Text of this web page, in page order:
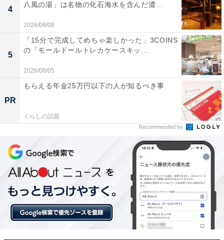
4
八風の湯」は名物の化石海水を含んだ濃...
2026/08/08
5
「15分で完成してめちゃ楽しかった」3COINS
の「モールドールトレカケースキッ...
2026/08/05
PR
もらえる年金25万円以下の人が知るべき事
くらしの話題
Recommended by